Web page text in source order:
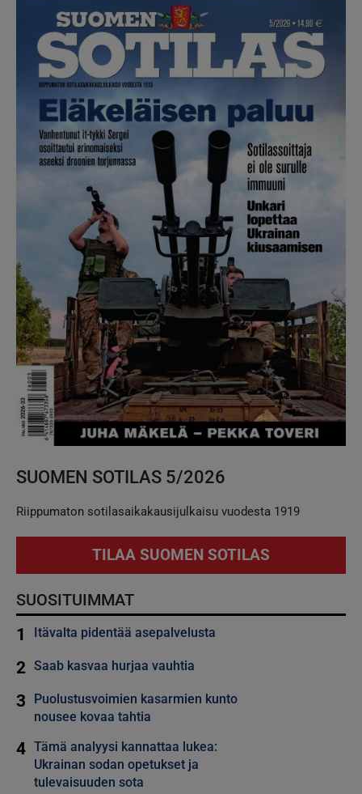
SUOMEN SOTILAS 5/2026
Riippumaton sotilasaikakausijulkaisu vuodesta 1919
TILAA SUOMEN SOTILAS
SUOSITUIMMAT
1 Itävalta pidentää asepalvelusta
2 Saab kasvaa hurjaa vauhtia
3
Puolustusvoimien kasarmien kunto
nousee kovaa tahtia
4 Tämä analyysi kannattaa lukea:
Ukrainan sodan opetukset ja
tulevaisuuden sota